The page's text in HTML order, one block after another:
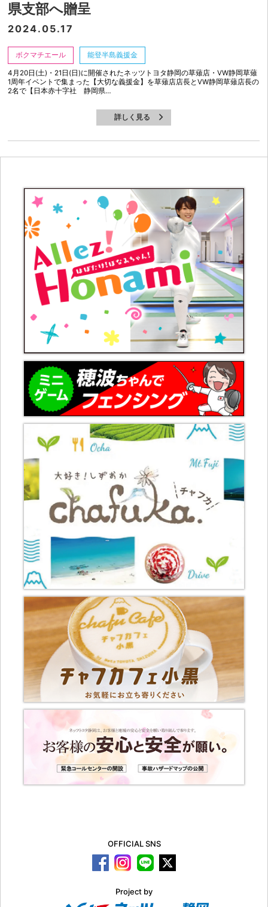
県支部へ贈呈
2024.05.17
ボクマチエール 能登半島義援金
4月20日(土)・21日(日)に開催されたネッツトヨタ静岡の草薙店・VW静岡草薙
1周年イベントで集まった【大切な義援金】を草薙店店長とVW静岡草薙店長の
2名で【日本赤十字社 静岡県…
詳しく見る
OFFICIAL SNS
Project by